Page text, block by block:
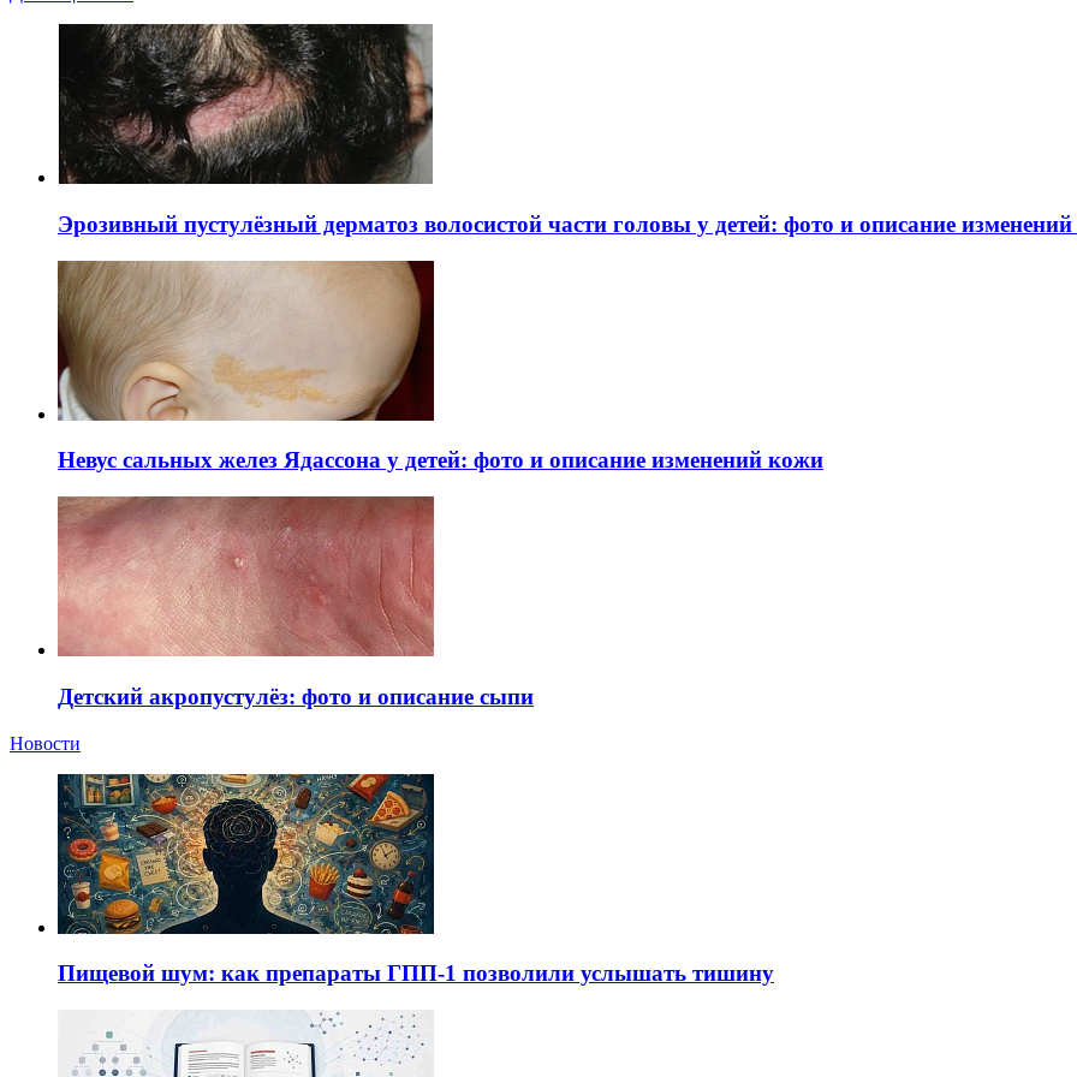
Эрозивный пустулёзный дерматоз волосистой части головы у детей: фото и описание
Невус сальных желез Ядассона у детей: фото и описание изменений кожи
Детский акропустулёз: фото и описание сыпи
Новости
Пищевой шум: как препараты ГПП-1 позволили услышать тишину